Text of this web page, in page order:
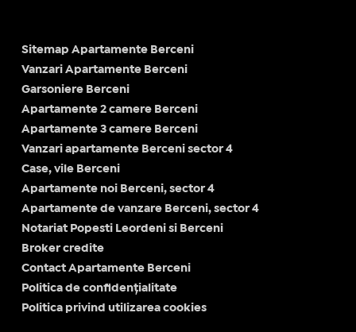
Sitemap Apartamente Berceni
Vanzari Apartamente Berceni
Garsoniere Berceni
Apartamente 2 camere Berceni
Apartamente 3 camere Berceni
Vanzari apartamente Berceni sector 4
Case, vile Berceni
Apartamente noi Berceni, sector 4
Apartamente de vanzare Berceni, sector 4
Notariat Popesti Leordeni si Berceni
Broker credite
Contact Apartamente Berceni
Politica de confidențialitate
Politica privind utilizarea cookies